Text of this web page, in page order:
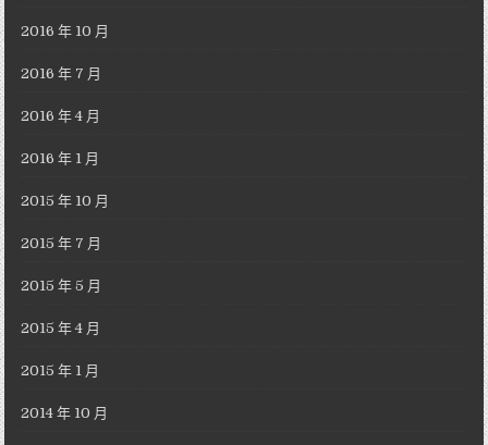
2016 年 10 月
2016 年 7 月
2016 年 4 月
2016 年 1 月
2015 年 10 月
2015 年 7 月
2015 年 5 月
2015 年 4 月
2015 年 1 月
2014 年 10 月